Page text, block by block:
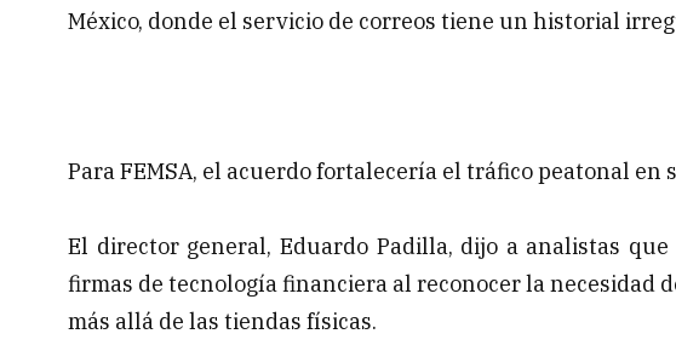
México, donde el servicio de correos tiene un historial
Para FEMSA, el acuerdo fortalecería el tráfico peatonal en
El director general, Eduardo Padilla, dijo a analistas
firmas de tecnología financiera al reconocer la necesidad
más allá de las tiendas físicas.